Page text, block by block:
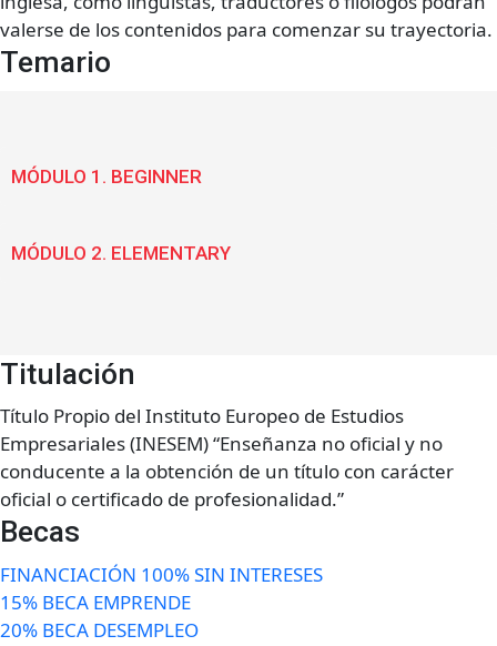
valerse de los contenidos para comenzar su trayectoria.
Temario
MÓDULO 1. BEGINNER
MÓDULO 2. ELEMENTARY
Titulación
Título Propio del Instituto Europeo de Estudios
Empresariales (INESEM) “Enseñanza no oficial y no
conducente a la obtención de un título con carácter
oficial o certificado de profesionalidad.”
Becas
FINANCIACIÓN 100% SIN INTERESES
15% BECA EMPRENDE
20% BECA DESEMPLEO